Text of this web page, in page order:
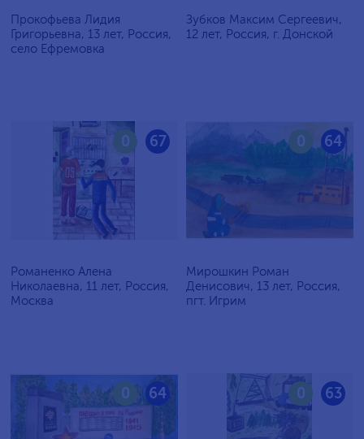
Прокофьева Лидия
Григорьевна, 13 лет, Россия,
село Ефремовка
Зубков Максим Сергеевич,
12 лет, Россия, г. Донской
67
0
Романенко Алена
Николаевна, 11 лет, Россия,
Москва
64
0
Мирошкин Роман
Денисович, 13 лет, Россия,
пгт. Игрим
64
0 63
0